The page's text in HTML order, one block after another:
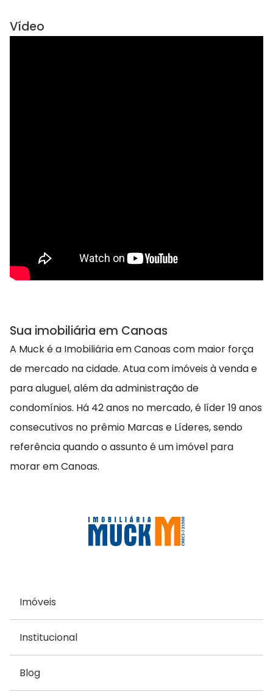
Vídeo
Sua imobiliária em Canoas
A Muck é a Imobiliária em Canoas com maior força
de mercado na cidade. Atua com imóveis à venda e
para aluguel, além da administração de
condomínios. Há 42 anos no mercado, é líder 19 anos
consecutivos no prêmio Marcas e Líderes, sendo
referência quando o assunto é um imóvel para
morar em Canoas.
Imóveis
Institucional
Blog